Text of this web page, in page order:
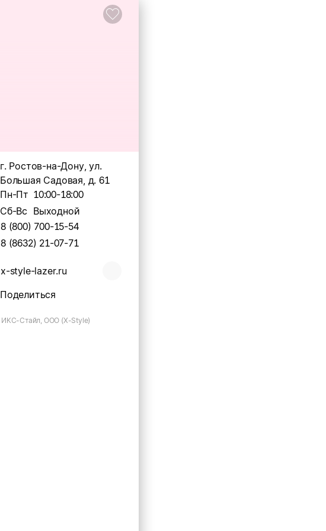
г. Ростов-на-Дону, ул.
Большая Садовая, д. 61
Пн-Пт 10:00-18:00
Сб-Вс Выходной
8 (800) 700-15-54
8 (8632) 21-07-71
x-style-lazer.ru
Поделиться
ИКС-Стайл, ООО (Х-Style)